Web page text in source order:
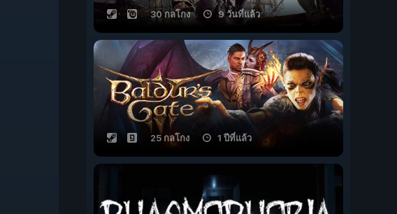
30 กลโกง 9 วันที่แล้ว
25 กลโกง 1 ปีที่แล้ว